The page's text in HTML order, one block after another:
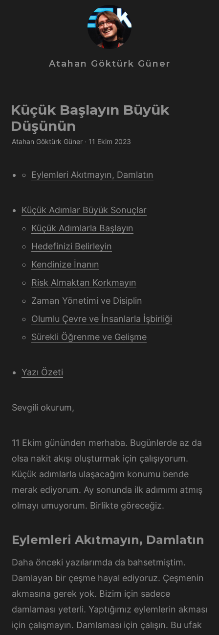
Atahan Göktürk Güner
Küçük Başlayın Büyük
Düşünün
Atahan Göktürk Güner · 11 Ekim 2023
Eylemleri Akıtmayın, Damlatın
Küçük Adımlar Büyük Sonuçlar
Küçük Adımlarla Başlayın
Hedefinizi Belirleyin
Kendinize İnanın
Risk Almaktan Korkmayın
Zaman Yönetimi ve Disiplin
Olumlu Çevre ve İnsanlarla İşbirliği
Sürekli Öğrenme ve Gelişme
Yazı Özeti
Sevgili okurum,
11 Ekim gününden merhaba. Bugünlerde az da
olsa nakit akışı oluşturmak için çalışıyorum.
Küçük adımlarla ulaşacağım konumu bende
merak ediyorum. Ay sonunda ilk adımımı atmış
olmayı umuyorum. Birlikte göreceğiz.
Eylemleri Akıtmayın, Damlatın
Daha önceki yazılarımda da bahsetmiştim.
Damlayan bir çeşme hayal ediyoruz. Çeşmenin
akmasına gerek yok. Bizim için sadece
damlaması yeterli. Yaptığımız eylemlerin akması
için çalışmayın. Damlaması için çalışın. Bu ufak